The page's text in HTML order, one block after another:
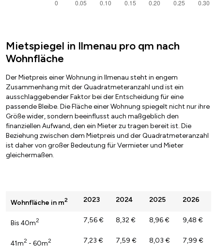
Mietspiegel in Ilmenau pro qm nach
Wohnfläche
Der Mietpreis einer Wohnung in Ilmenau steht in engem
Zusammenhang mit der Quadratmeteranzahl und ist ein
ausschlaggebender Faktor bei der Entscheidung für eine
passende Bleibe. Die Fläche einer Wohnung spiegelt nicht nur ihre
Größe wider, sondern beeinflusst auch maßgeblich den
finanziellen Aufwand, den ein Mieter zu tragen bereit ist. Die
Beziehung zwischen dem Mietpreis und der Quadratmeteranzahl
ist daher von großer Bedeutung für Vermieter und Mieter
gleichermaßen.
Wohnfläche in m2 2023 2024 2025 2026
Bis 40m2 7,56 € 8,32 € 8,96 € 9,48 €
41m2 - 60m2 7,23 € 7,59 € 8,03 € 7,99 €